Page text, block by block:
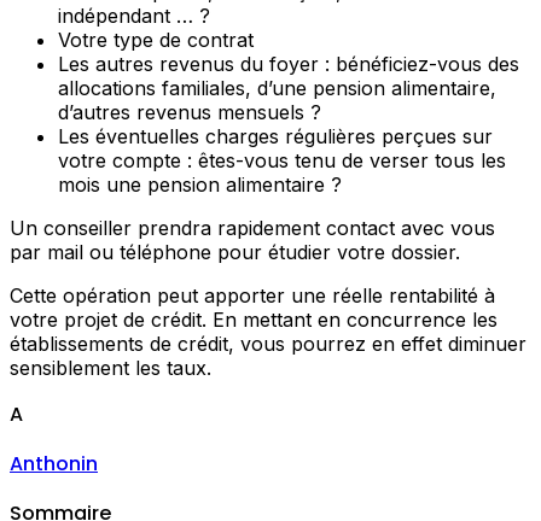
indépendant … ?
Votre type de contrat
Les autres revenus du foyer : bénéficiez-vous des
allocations familiales, d’une pension alimentaire,
d’autres revenus mensuels ?
Les éventuelles charges régulières perçues sur
votre compte : êtes-vous tenu de verser tous les
mois une pension alimentaire ?
Un conseiller prendra rapidement contact avec vous
par mail ou téléphone pour étudier votre dossier.
Cette opération peut apporter une réelle rentabilité à
votre projet de crédit. En mettant en concurrence les
établissements de crédit, vous pourrez en effet diminuer
sensiblement les taux.
A
Anthonin
Sommaire